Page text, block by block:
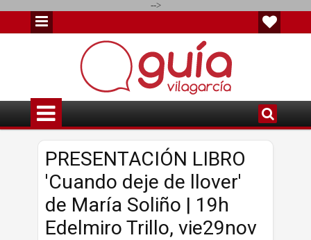
-->
PRESENTACIÓN LIBRO
'Cuando deje de llover'
de María Soliño | 19h
Edelmiro Trillo, vie29nov